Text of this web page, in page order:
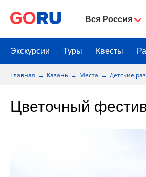
Вся Россия
Экскурсии Туры Квесты
Главная Казань Места Детские
Цветочный